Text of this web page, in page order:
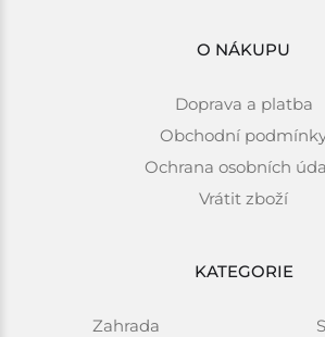
O NÁKUPU
Doprava a platba
Obchodní
Ochrana osobních
Vrátit zboží
KATEGORIE
Zahrada